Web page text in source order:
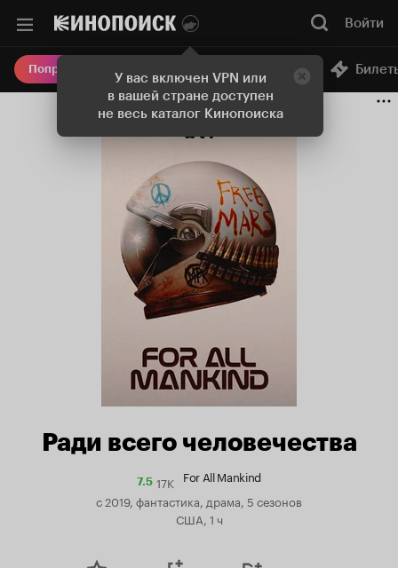
У вас включен VPN или
в вашей стране доступен
не весь каталог Кинопоиска
Войти
Попробовать Плюс Онлайн-кинотеатр
Ради всего человечества
7.5Рейтинг
17K For All Mankind
с 2019, фантастика, драма, 5 сезонов
США, 1 ч